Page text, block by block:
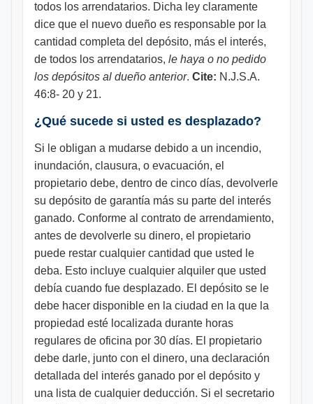
todos los arrendatarios. Dicha ley claramente
dice que el nuevo dueño es responsable por la
cantidad completa del depósito, más el interés,
de todos los arrendatarios, le haya o no pedido
los depósitos al dueño anterior. Cite: N.J.S.A.
46:8- 20 y 21.
¿Qué sucede si usted es desplazado?
Si le obligan a mudarse debido a un incendio,
inundación, clausura, o evacuación, el
propietario debe, dentro de cinco días, devolverle
su depósito de garantía más su parte del interés
ganado. Conforme al contrato de arrendamiento,
antes de devolverle su dinero, el propietario
puede restar cualquier cantidad que usted le
deba. Esto incluye cualquier alquiler que usted
debía cuando fue desplazado. El depósito se le
debe hacer disponible en la ciudad en la que la
propiedad esté localizada durante horas
regulares de oficina por 30 días. El propietario
debe darle, junto con el dinero, una declaración
detallada del interés ganado por el depósito y
una lista de cualquier deducción. Si el secretario